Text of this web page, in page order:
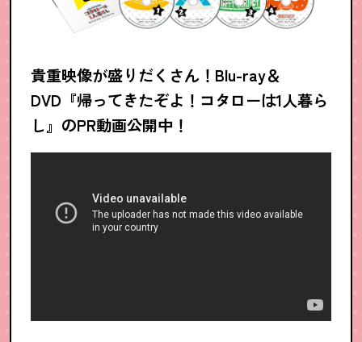
貴重映像が盛りだくさん！Blu-ray＆
DVD『帰ってきたぞよ！コタローは1人暮ら
し』のPR動画公開中！